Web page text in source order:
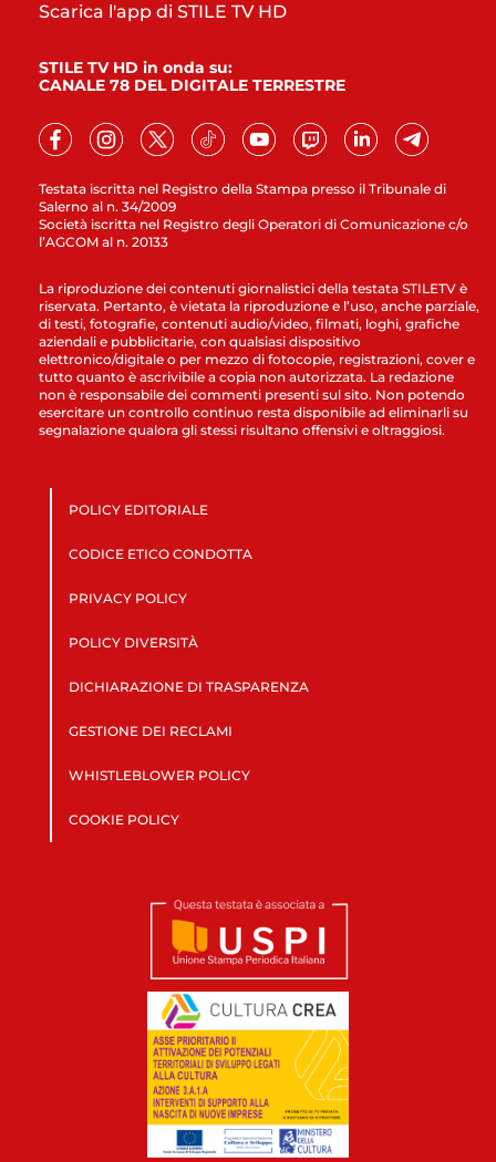
Testata iscritta nel Registro della Stampa presso il Tribunale di
Salerno al n. 34/2009
Società iscritta nel Registro degli Operatori di Comunicazione c/o
l’AGCOM al n. 20133
Scarica l'app di STILE TV HD
STILE TV HD in onda su:
CANALE 78 DEL DIGITALE TERRESTRE
La riproduzione dei contenuti giornalistici della testata STILETV è
riservata. Pertanto, è vietata la riproduzione e l’uso, anche parziale,
di testi, fotografie, contenuti audio/video, filmati, loghi, grafiche
aziendali e pubblicitarie, con qualsiasi dispositivo
elettronico/digitale o per mezzo di fotocopie, registrazioni, cover e
tutto quanto è ascrivibile a copia non autorizzata. La redazione
non è responsabile dei commenti presenti sul sito. Non potendo
esercitare un controllo continuo resta disponibile ad eliminarli su
segnalazione qualora gli stessi risultano offensivi e oltraggiosi.
POLICY EDITORIALE
CODICE ETICO CONDOTTA
PRIVACY POLICY
POLICY DIVERSITÀ
DICHIARAZIONE DI TRASPARENZA
GESTIONE DEI RECLAMI
WHISTLEBLOWER POLICY
COOKIE POLICY